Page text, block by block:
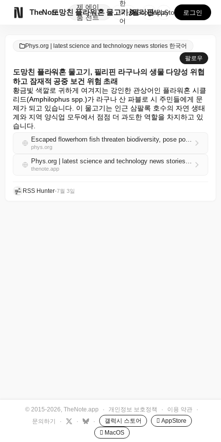
TheNote
제
품
에이
전트
도망친 플라워혼 물고기, 필리핀 라구나의 생물 다양성 ...
한
국
어
GooglePlay
AppStore 로그인
Phys.org | latest science and technology news stories 한국어
팔로우
도망친 플라워혼 물고기, 필리핀 라구나의 생물 다양성 위협
하고 잠재적 공중 보건 위험 초래
황금빛 색깔로 귀하게 여겨지는 강인한 관상어인 플라워혼 시클
리드(Amphilophus spp.)가 라구나 산 파블로 시 주민들에게 문
제가 되고 있습니다. 이 물고기는 인근 삼팔록 호수의 자연 생태
계와 지역 양식업 모두에서 점점 더 과도한 역할을 차지하고 있
습니다.
Escaped flowerhorn fish threaten biodiversity, pose potential public health risks in Laguna, Philippines
phys.org
Phys.org | latest science and technology news stories 한국어 RSS
thenote.app
RSS Hunter•7월 3일
© 2015-2026, TheNote.app · 개인정보 보호정책 · 이용 약관
·
문의하기
· · · 갤럭시 스토어
 AppStore
 MacOS